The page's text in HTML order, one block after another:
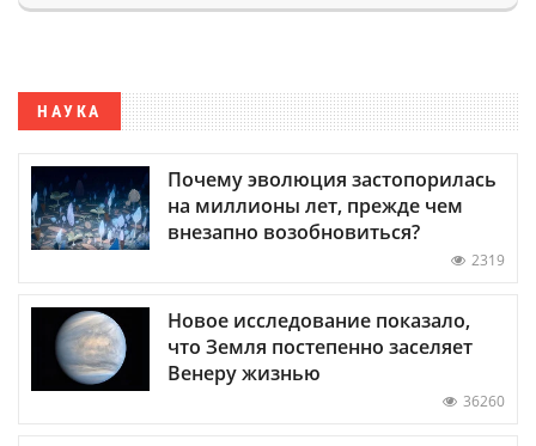
НАУКА
Почему эволюция застопорилась
на миллионы лет, прежде чем
внезапно возобновиться?
2319
Новое исследование показало,
что Земля постепенно заселяет
Венеру жизнью
36260